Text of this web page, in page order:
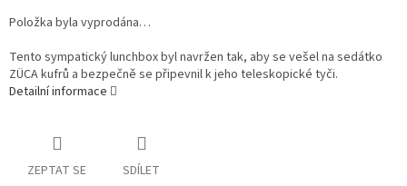
Položka byla vyprodána…
Tento sympatický lunchbox byl navržen tak, aby se vešel na sedátko
ZÜCA kufrů a bezpečně se připevnil k jeho teleskopické tyči.
Detailní informace
ZEPTAT SE SDÍLET